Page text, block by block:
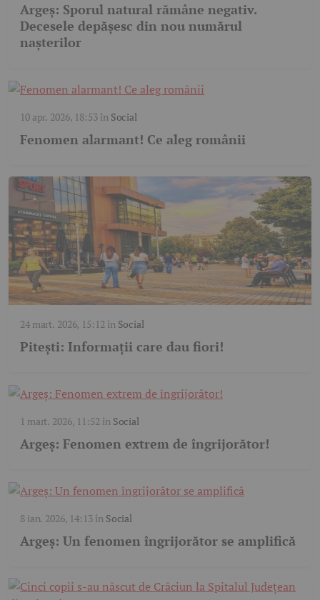
Argeș: Sporul natural rămâne negativ.
Decesele depășesc din nou numărul
nașterilor
10 apr. 2026, 18:53în Social
Fenomen alarmant! Ce aleg românii
24 mart. 2026, 15:12 în Social
Pitești: Informații care dau fiori!
1 mart. 2026, 11:52 în Social
Argeș: Fenomen extrem de îngrijorător!
8 ian. 2026, 14:13în Social
Argeș: Un fenomen îngrijorător se amplifică